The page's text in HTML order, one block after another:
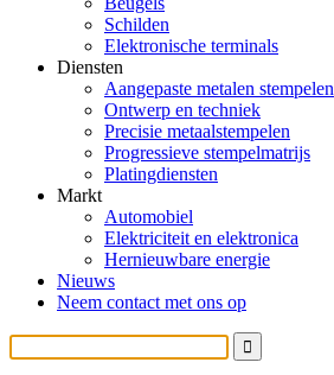
Schilden
Elektronische terminals
Diensten
Aangepaste metalen stempelen
Ontwerp en techniek
Precisie metaalstempelen
Progressieve stempelmatrijs
Platingdiensten
Markt
Automobiel
Elektriciteit en elektronica
Hernieuwbare energie
Nieuws
Neem contact met ons op